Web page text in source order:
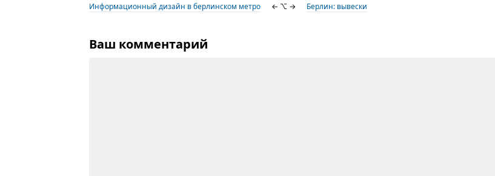
Информационный дизайн в берлинском метро ← ⌥ → Берлин: вывески
Ваш комментарий